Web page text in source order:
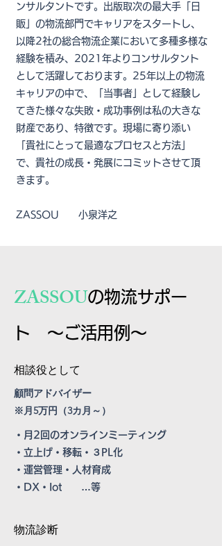
ンサルタントです。出版取次の最大手「日
販」の物流部門でキャリアをスタートし、
以降2社の総合物流企業において多種多様な
経験を積み、2021年よりコンサルタント
として活躍しております。25年以上の物流
キャリアの中で、「当事者」として経験し
てきた様々な失敗・成功事例は私の大きな
財産であり、特徴です。 現場に寄り添い
「貴社にとって最適なプロセスと方法」
で、貴社の成長・発展にコミットさせて頂
きます。
​ZASSOU 小泉洋之
​ZASSOUの物流サポー
ト ～ご活用例～
​相談役として
​顧問アドバイザー
​※月5万円（3カ月～）
・月2回のオンラインミーティング
・立上げ・移転・３PL化
・運営管理・人材育成
​・DX・Iot …等
​物流診断